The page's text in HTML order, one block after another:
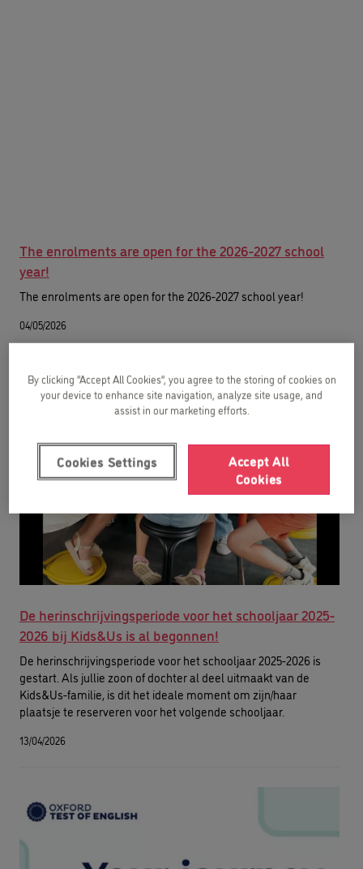
The enrolments are open for the 2026-2027 school
year!
The enrolments are open for the 2026-2027 school year!
04/05/2026
De herinschrijvingsperiode voor het schooljaar 2025-
2026 bij Kids&Us is al begonnen!
De herinschrijvingsperiode voor het schooljaar 2025-2026 is
gestart. Als jullie zoon of dochter al deel uitmaakt van de
Kids&Us-familie, is dit het ideale moment om zijn/haar
plaatsje te reserveren voor het volgende schooljaar.
13/04/2026
By clicking “Accept All Cookies”, you agree to the storing of cookies on
your device to enhance site navigation, analyze site usage, and
assist in our marketing efforts.
Accept All
Cookies
Cookies Settings